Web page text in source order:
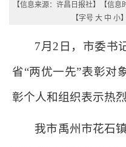
【信息来源： 许昌日报社】 【信息
【字号 大 中 小
7月2日，市委书
省“两优一先”表彰对
彰个人和组织表示热烈
我市禹州市花石